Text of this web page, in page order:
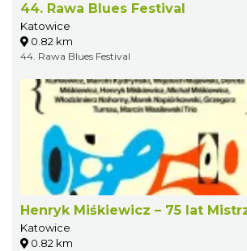
44. Rawa Blues Festival
Katowice
0.82 km
44. Rawa Blues Festival
Henryk Miśkiewicz – 75 lat
Katowice
0.82 km